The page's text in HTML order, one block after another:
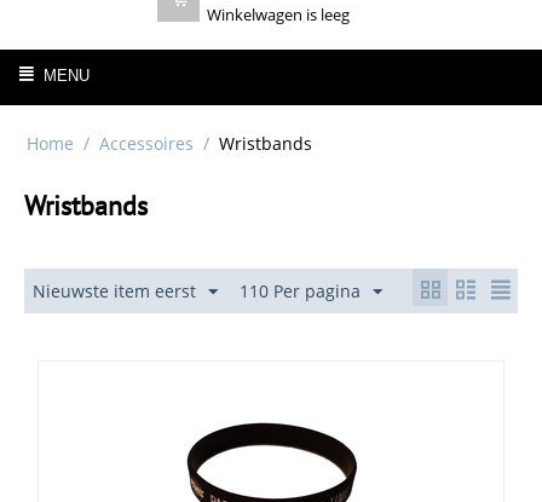
Winkelwagen is leeg
MENU
Home / Accessoires / Wristbands
Wristbands
Nieuwste item eerst 110 Per pagina